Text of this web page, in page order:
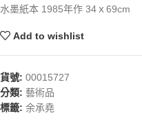
水墨紙本 1985年作 34ｘ69cm
Add to wishlist
貨號: 00015727
分類: 藝術品
標籤: 余承堯